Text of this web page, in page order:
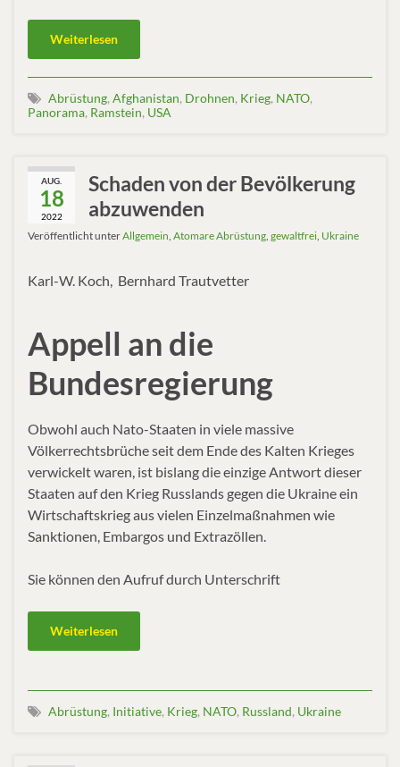
Weiterlesen
Abrüstung, Afghanistan, Drohnen, Krieg, NATO,
Panorama, Ramstein, USA
AUG.
18
2022
Schaden von der Bevölkerung
abzuwenden
Veröffentlicht unterAllgemein Atomare Abrüstung gewaltfrei Ukraine
Karl-W. Koch, Bernhard Trautvetter
Appell an die
Bundesregierung
Obwohl auch Nato-Staaten in viele massive
Völkerrechtsbrüche seit dem Ende des Kalten Krieges
verwickelt waren, ist bislang die einzige Antwort dieser
Staaten auf den Krieg Russlands gegen die Ukraine ein
Wirtschaftskrieg aus vielen Einzelmaßnahmen wie
Sanktionen, Embargos und Extrazöllen.
Sie können den Aufruf durch Unterschrift
Weiterlesen
Abrüstung, Initiative, Krieg, NATO, Russland, Ukraine